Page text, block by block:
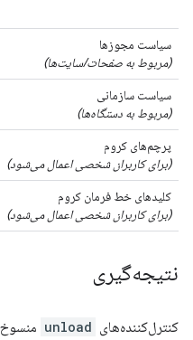
سیاست مجوزها
(مربوط به صفحات/سایت‌ها)
سیاست سازمانی
(مربوط به دستگاه‌ها)
پرچم‌های کروم
(برای کاربران شخصی اعمال می‌شود)
کلیدهای خط فرمان کروم
(برای کاربران شخصی اعمال می‌شود)
نتیجه‌گیری
کنترل‌کننده‌های unload